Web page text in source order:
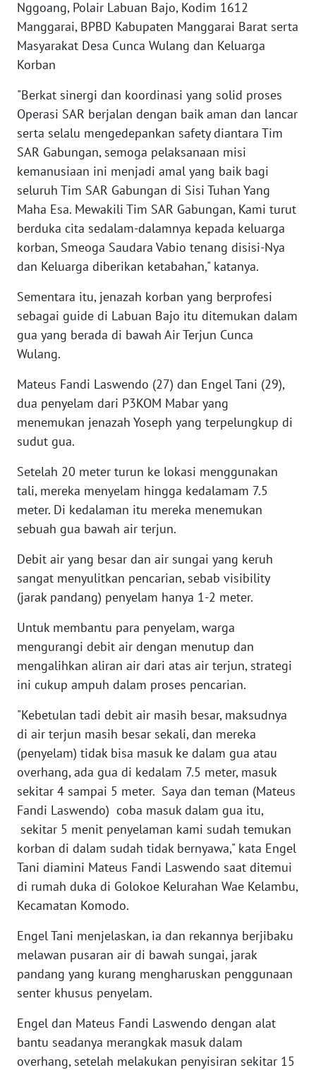
Nggoang, Polair Labuan Bajo, Kodim 1612
Manggarai, BPBD Kabupaten Manggarai Barat serta
Masyarakat Desa Cunca Wulang dan Keluarga
Korban
"Berkat sinergi dan koordinasi yang solid proses
Operasi SAR berjalan dengan baik aman dan lancar
serta selalu mengedepankan safety diantara Tim
SAR Gabungan, semoga pelaksanaan misi
kemanusiaan ini menjadi amal yang baik bagi
seluruh Tim SAR Gabungan di Sisi Tuhan Yang
Maha Esa. Mewakili Tim SAR Gabungan, Kami turut
berduka cita sedalam-dalamnya kepada keluarga
korban, Smeoga Saudara Vabio tenang disisi-Nya
dan Keluarga diberikan ketabahan," katanya.
Sementara itu, jenazah korban yang berprofesi
sebagai guide di Labuan Bajo itu ditemukan dalam
gua yang berada di bawah Air Terjun Cunca
Wulang.
Mateus Fandi Laswendo (27) dan Engel Tani (29),
dua penyelam dari P3KOM Mabar yang
menemukan jenazah Yoseph yang terpelungkup di
sudut gua.
Setelah 20 meter turun ke lokasi menggunakan
tali, mereka menyelam hingga kedalamam 7.5
meter. Di kedalaman itu mereka menemukan
sebuah gua bawah air terjun.
Debit air yang besar dan air sungai yang keruh
sangat menyulitkan pencarian, sebab visibility
(jarak pandang) penyelam hanya 1-2 meter.
Untuk membantu para penyelam, warga
mengurangi debit air dengan menutup dan
mengalihkan aliran air dari atas air terjun, strategi
ini cukup ampuh dalam proses pencarian.
"Kebetulan tadi debit air masih besar, maksudnya
di air terjun masih besar sekali, dan mereka
(penyelam) tidak bisa masuk ke dalam gua atau
overhang, ada gua di kedalam 7.5 meter, masuk
sekitar 4 sampai 5 meter. Saya dan teman (Mateus
Fandi Laswendo) coba masuk dalam gua itu,
sekitar 5 menit penyelaman kami sudah temukan
korban di dalam sudah tidak bernyawa," kata Engel
Tani diamini Mateus Fandi Laswendo saat ditemui
di rumah duka di Golokoe Kelurahan Wae Kelambu,
Kecamatan Komodo.
Engel Tani menjelaskan, ia dan rekannya berjibaku
melawan pusaran air di bawah sungai, jarak
pandang yang kurang mengharuskan penggunaan
senter khusus penyelam.
Engel dan Mateus Fandi Laswendo dengan alat
bantu seadanya merangkak masuk dalam
overhang, setelah melakukan penyisiran sekitar 15
WN
KALTENG
KALTARA
WN
KALSEL
WN
KALTIM
SULSEL
WN
GORONTALO
WN
SULUT
WN
MALUKU
MALUT
DAIRI
WN
TOBA
WN
WN
LANGKAT
TAPANULI
SELATAN
WN
TANJUNG
LESUNG
WN
KARO
WN
LABUHANBATU
WN
TAPANULI
TENGAH